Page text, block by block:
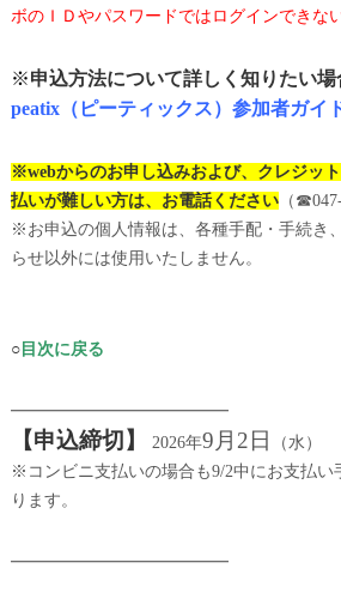
ボのＩＤやパスワードではログインできな
※申込方法について詳しく知りたい場
peatix（ピーティックス）参加者ガイ
※webからのお申し込みおよび、クレジッ
払いが難しい方は、お電話ください（☎047-
※お申込の個人情報は、各種手配・手続き
らせ以外には使用いたしません。
○目次に戻る
━━━━━━━━━━━━━
【申込締切】 2026年9月2日
（水）
※コンビニ支払いの場合も9/2中にお支払い
ります。
━━━━━━━━━━━━━